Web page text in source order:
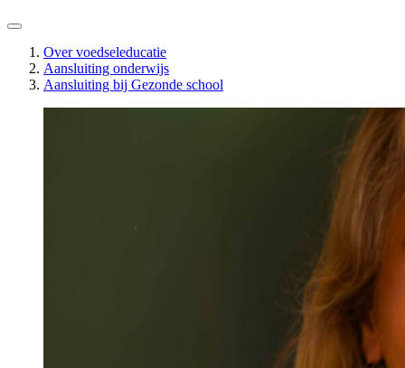
Over voedseleducatie
Aansluiting onderwijs
Aansluiting bij Gezonde school